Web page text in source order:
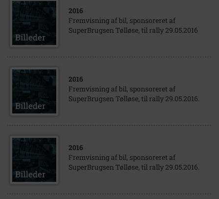
2016
Fremvisning af bil, sponsoreret af
SuperBrugsen Tølløse, til rally 29.05.2016
2016
Fremvisning af bil, sponsoreret af
SuperBrugsen Tølløse, til rally 29.05.2016.
2016
Fremvisning af bil, sponsoreret af
SuperBrugsen Tølløse, til rally 29.05.2016.